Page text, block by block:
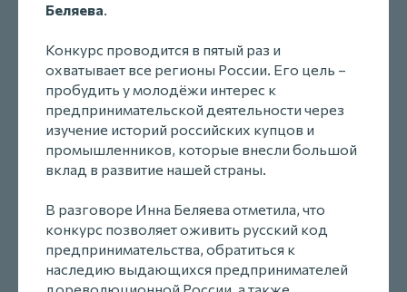
Беляева.
Конкурс проводится в пятый раз и
охватывает все регионы России. Его цель –
пробудить у молодёжи интерес к
предпринимательской деятельности через
изучение историй российских купцов и
промышленников, которые внесли большой
вклад в развитие нашей страны.
В разговоре Инна Беляева отметила, что
конкурс позволяет оживить русский код
предпринимательства, обратиться к
наследию выдающихся предпринимателей